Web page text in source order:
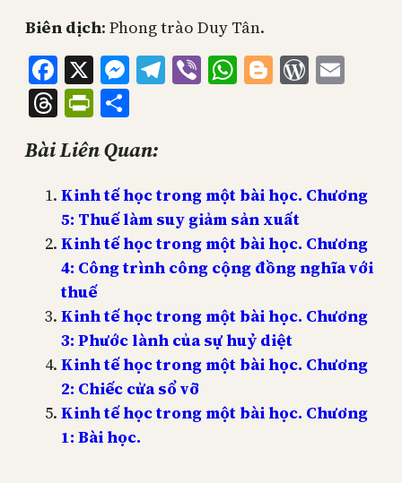
Biên dịch: Phong trào Duy Tân.
Facebook
X Messenger
Telegram
ViberWhatsApp
Blogger
ThreadsPrintFriendly
Bài Liên Quan:
Kinh tế học trong một bài học. Chương
5: Thuế làm suy giảm sản xuất
Kinh tế học trong một bài học. Chương
4: Công trình công cộng đồng nghĩa với
thuế
Kinh tế học trong một bài học. Chương
3: Phước lành của sự huỷ diệt
Kinh tế học trong một bài học. Chương
2: Chiếc cửa sổ vỡ
Kinh tế học trong một bài học. Chương
1: Bài học.